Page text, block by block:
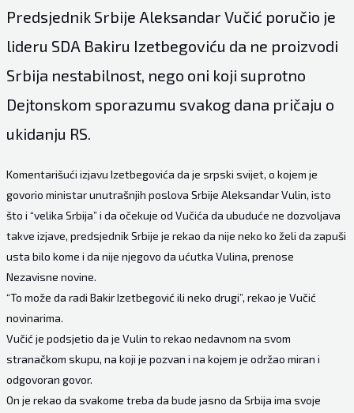
Predsjednik Srbije Aleksandar Vučić poručio je
lideru SDA Bakiru Izetbegoviću da ne proizvodi
Srbija nestabilnost, nego oni koji suprotno
Dejtonskom sporazumu svakog dana pričaju o
ukidanju RS.
Komentarišući izjavu Izetbegovića da je srpski svijet, o kojem je
govorio ministar unutrašnjih poslova Srbije Aleksandar Vulin, isto
što i “velika Srbija” i da očekuje od Vučića da ubuduće ne dozvoljava
takve izjave, predsjednik Srbije je rekao da nije neko ko želi da zapuši
usta bilo kome i da nije njegovo da ućutka Vulina, prenose
Nezavisne novine.
“To može da radi Bakir Izetbegović ili neko drugi”, rekao je Vučić
novinarima.
Vučić je podsjetio da je Vulin to rekao nedavnom na svom
stranačkom skupu, na koji je pozvan i na kojem je održao miran i
odgovoran govor.
On je rekao da svakome treba da bude jasno da Srbija ima svoje